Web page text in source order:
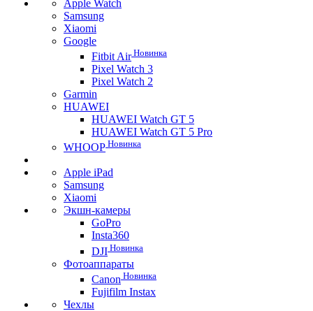
Apple Watch
Samsung
Xiaomi
Google
Fitbit AirНовинка
Pixel Watch 3
Pixel Watch 2
Garmin
HUAWEI
HUAWEI Watch GT 5
HUAWEI Watch GT 5 Pro
WHOOP Новинка
Apple iPad
Samsung
Xiaomi
Экшн-камеры
GoPro
Insta360
DJI Новинка
Фотоаппараты
Canon Новинка
Fujifilm Instax
Чехлы